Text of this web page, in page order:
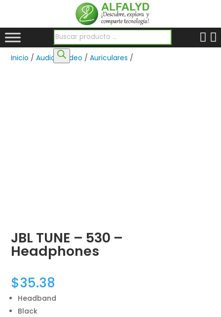
Búsqueda de productos
Inicio /Audio y Video /Auriculares /
JBL TUNE – 530 –
Headphones
$35.38
Headband
Black